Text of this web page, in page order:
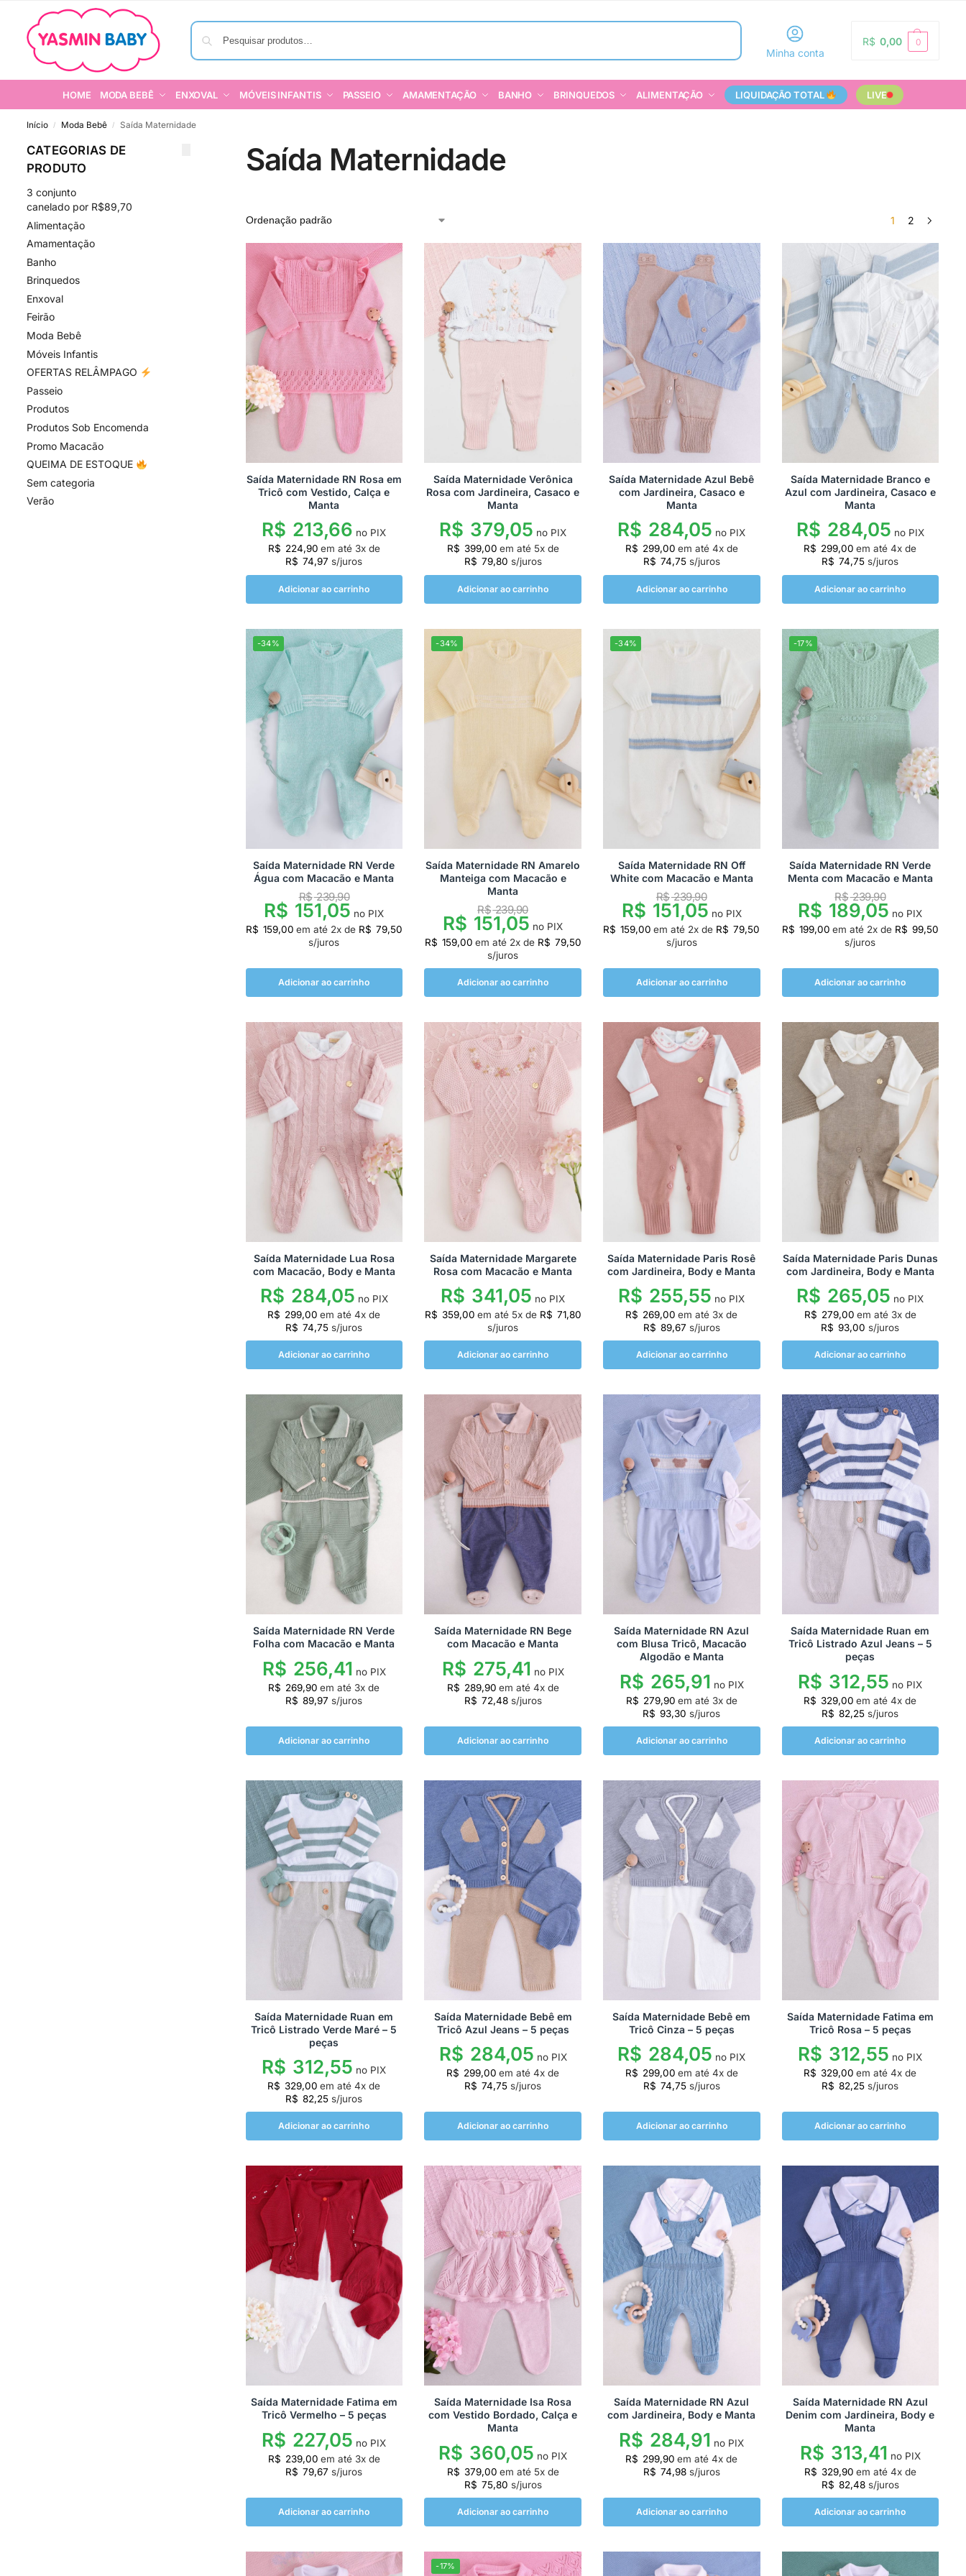
Pesquisar
Minha conta
R$ 0,00 0
HOME MODA BEBÊ ENXOVAL MÓVEIS INFANTIS PASSEIO AMAMENTAÇÃO BANHO BRINQUEDOS ALIMENTAÇÃO LIQUIDAÇÃO TOTAL LIVE
Início / Moda Bebê / Saída Maternidade
Saída Maternidade
1 2
Saída Maternidade RN Rosa em
Tricô com Vestido, Calça e
Manta
R$ 213,66 no PIX
R$ 224,90 em até 3x de
R$ 74,97 s/juros
Adicionar ao carrinho
Saída Maternidade Verônica
Rosa com Jardineira, Casaco e
Manta
R$ 379,05 no PIX
R$ 399,00 em até 5x de
R$ 79,80 s/juros
Adicionar ao carrinho
Saída Maternidade Azul Bebê
com Jardineira, Casaco e
Manta
R$ 284,05 no PIX
R$ 299,00 em até 4x de
R$ 74,75s/juros
Adicionar ao carrinho
Saída Maternidade Branco e
Azul com Jardineira, Casaco e
Manta
R$ 284,05 no PIX
R$ 299,00 em até4x de
R$ 74,75 s/juros
Adicionar ao carrinho
-34%
Saída Maternidade RN Verde
Água com Macacão e Manta
R$239,90
R$ 151,05 no PIX
R$ 159,00 em até 2x de R$ 79,50
s/juros
Adicionar ao carrinho
-34%
Saída Maternidade RN Amarelo
Manteiga com Macacão e
Manta
R$239,90
R$ 151,05 no PIX
R$ 159,00 em até 2x de R$ 79,50
s/juros
Adicionar ao carrinho
-34%
Saída Maternidade RN Off
White com Macacão e Manta
R$239,90
R$ 151,05 no PIX
R$ 159,00 em até 2x de R$ 79,50
s/juros
Adicionar ao carrinho
-17%
Saída Maternidade RN Verde
Menta com Macacão e Manta
R$239,90
R$ 189,05 no PIX
R$ 199,00 em até 2x de R$ 99,50
s/juros
Adicionar ao carrinho
Saída Maternidade Lua Rosa
com Macacão, Body e Manta
R$ 284,05 no PIX
R$ 299,00 em até4x de
R$ 74,75 s/juros
Adicionar ao carrinho
Saída Maternidade Margarete
Rosa com Macacão e Manta
R$ 341,05 no PIX
R$ 359,00 em até 5x de R$ 71,80
s/juros
Adicionar ao carrinho
Saída Maternidade Paris Rosê
com Jardineira, Body e Manta
R$ 255,55 no PIX
R$ 269,00 em até 3x de
R$ 89,67 s/juros
Adicionar ao carrinho
Saída Maternidade Paris Dunas
com Jardineira, Body e Manta
R$ 265,05 no PIX
R$ 279,00 em até 3x de
R$ 93,00 s/juros
Adicionar ao carrinho
Saída Maternidade RN Verde
Folha com Macacão e Manta
R$ 256,41 no PIX
R$ 269,90 em até 3x de
R$ 89,97 s/juros
Adicionar ao carrinho
Saída Maternidade RN Bege
com Macacão e Manta
R$ 275,41 no PIX
R$ 289,90 em até 4x de
R$ 72,48s/juros
Adicionar ao carrinho
Saída Maternidade RN Azul
com Blusa Tricô, Macacão
Algodão e Manta
R$ 265,91 no PIX
R$ 279,90 em até 3x de
R$ 93,30 s/juros
Adicionar ao carrinho
Saída Maternidade Ruan em
Tricô Listrado Azul Jeans – 5
peças
R$ 312,55 no PIX
R$ 329,00 em até4x de
R$ 82,25 s/juros
Adicionar ao carrinho
Saída Maternidade Ruan em
Tricô Listrado Verde Maré – 5
peças
R$ 312,55 no PIX
R$ 329,00 em até4x de
R$ 82,25 s/juros
Adicionar ao carrinho
Saída Maternidade Bebê em
Tricô Azul Jeans – 5 peças
R$ 284,05 no PIX
R$ 299,00 em até4x de
R$ 74,75 s/juros
Adicionar ao carrinho
Saída Maternidade Bebê em
Tricô Cinza – 5 peças
R$ 284,05 no PIX
R$ 299,00 em até 4x de
R$ 74,75s/juros
Adicionar ao carrinho
Saída Maternidade Fatima em
Tricô Rosa – 5 peças
R$ 312,55 no PIX
R$ 329,00 em até4x de
R$ 82,25 s/juros
Adicionar ao carrinho
Saída Maternidade Fatima em
Tricô Vermelho – 5 peças
R$ 227,05 no PIX
R$ 239,00 em até 3x de
R$ 79,67 s/juros
Adicionar ao carrinho
Saída Maternidade Isa Rosa
com Vestido Bordado, Calça e
Manta
R$ 360,05 no PIX
R$ 379,00 em até 5x de
R$ 75,80 s/juros
Adicionar ao carrinho
Saída Maternidade RN Azul
com Jardineira, Body e Manta
R$ 284,91 no PIX
R$ 299,90 em até4x de
R$ 74,98s/juros
Adicionar ao carrinho
Saída Maternidade RN Azul
Denim com Jardineira, Body e
Manta
R$ 313,41 no PIX
R$ 329,90 em até 4x de
R$ 82,48s/juros
Adicionar ao carrinho
-17%
CATEGORIAS DE
PRODUTO
3 conjunto
canelado por R$89,70
Alimentação
Amamentação
Banho
Brinquedos
Enxoval
Feirão
Moda Bebê
Móveis Infantis
OFERTAS RELÂMPAGO
Passeio
Produtos
Produtos Sob Encomenda
Promo Macacão
QUEIMA DE ESTOQUE
Sem categoria
Verão